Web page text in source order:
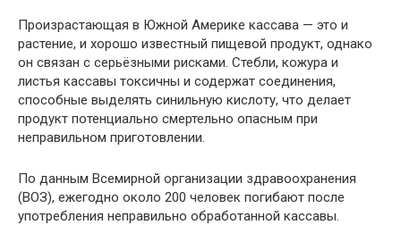
Произрастающая в Южной Америке кассава — это и
растение, и хорошо известный пищевой продукт, однако
он связан с серьёзными рисками. Стебли, кожура и
листья кассавы токсичны и содержат соединения,
способные выделять синильную кислоту, что делает
продукт потенциально смертельно опасным при
неправильном приготовлении.
По данным Всемирной организации здравоохранения
(ВОЗ), ежегодно около 200 человек погибают после
употребления неправильно обработанной кассавы.